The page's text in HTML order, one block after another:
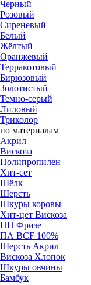
Черный
Розовый
Cиреневый
Белый
Жёлтый
Оранжевый
Терракотовый
Бирюзовый
Золотистый
Темно-серый
Лиловый
Триколор
по материалам
Акрил
Вискоза
Полипропилен
Хит-сет
Шёлк
Шерсть
Шкуры коровы
Хит-цет Вискоза
ПП Фризе
ПА BCF 100%
Шерсть Акрил
Вискоза Хлопок
Шкуры овчины
Бамбук